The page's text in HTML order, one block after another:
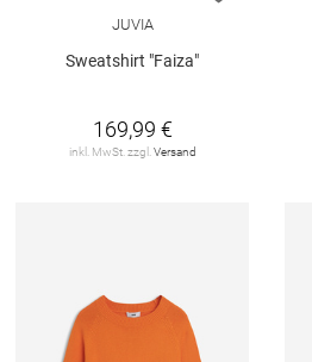
JUVIA
Sweatshirt "Faiza"
169,99 €
inkl. MwSt. zzgl.Versand